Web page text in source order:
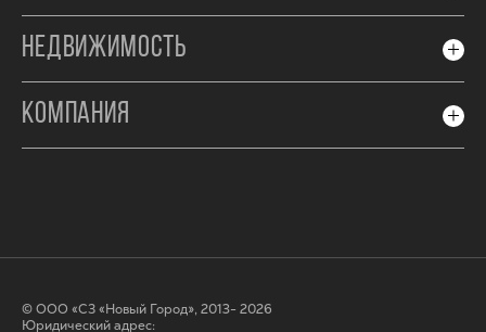
НЕДВИЖИМОСТЬ
КОМПАНИЯ
© ООО «СЗ «Новый Город», 2013- 2026
Юридический адрес: